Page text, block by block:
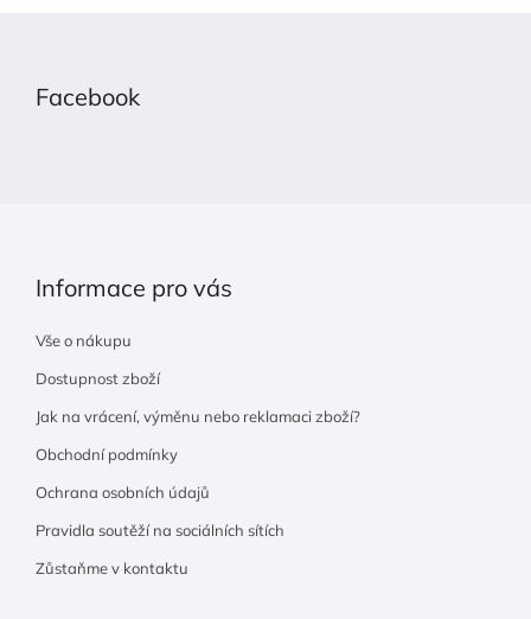
Facebook
Informace pro vás
Vše o nákupu
Dostupnost zboží
Jak na vrácení, výměnu nebo reklamaci zboží?
Obchodní podmínky
Ochrana osobních údajů
Pravidla soutěží na sociálních sítích
Zůstaňme v kontaktu